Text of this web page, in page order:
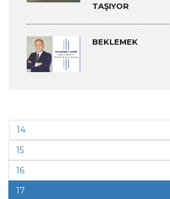
TAŞIYOR
BEKLEMEK
14
15
16
17